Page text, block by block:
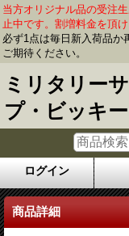
当方オリジナル品の受注
止中です。割増料金を頂
必ず1点は毎日新入荷品か
ご期待ください。
ミリタリー
プ・ビッキー
ログイン
商品詳細